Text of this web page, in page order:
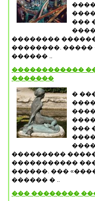
���
��������
��������.
������ ..
������������
�������
�
���
���������
�����������
������. ���
������ � ..
��� ��������